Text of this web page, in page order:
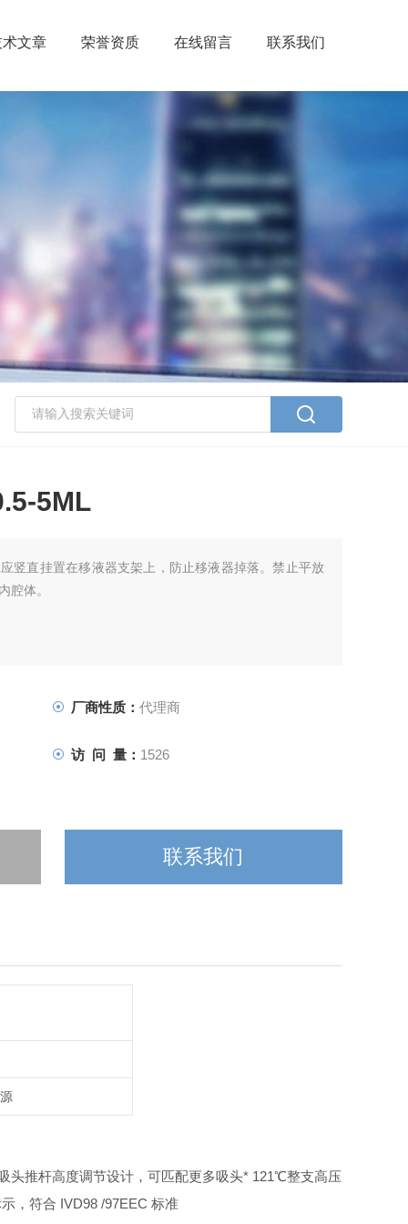
术文章 荣誉资质 在线留言 联系我们
5ML
竖直挂置在移液器支架上，防止移液器掉落。禁止平放
腔体。
厂商性质： 代理商
访 问 量： 1526
联系我们
头推杆高度调节设计，可匹配更多吸头* 121℃整支高压
，符合 IVD98 /97EEC 标准